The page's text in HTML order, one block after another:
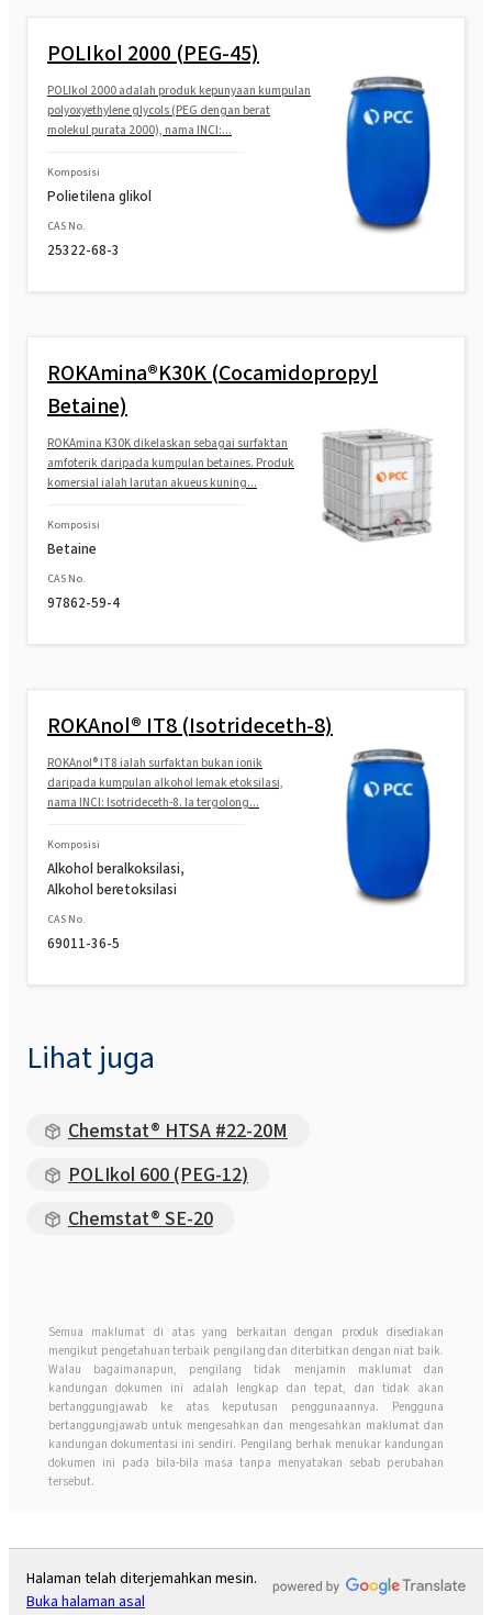
POLIkol 2000 (PEG-45)
POLIkol 2000 adalah produk kepunyaan kumpulan
polyoxyethylene glycols (PEG dengan berat
molekul purata 2000), nama INCI:...
Komposisi
Polietilena glikol
CAS No.
25322-68-3
ROKAmina®K30K (Cocamidopropyl
Betaine)
ROKAmina K30K dikelaskan sebagai surfaktan
amfoterik daripada kumpulan betaines. Produk
komersial ialah larutan akueus kuning...
Komposisi
Betaine
CAS No.
97862-59-4
ROKAnol® IT8 (Isotrideceth-8)
ROKAnol® IT8 ialah surfaktan bukan ionik
daripada kumpulan alkohol lemak etoksilasi,
nama INCI: Isotrideceth-8. Ia tergolong...
Komposisi
Alkohol beralkoksilasi,
Alkohol beretoksilasi
CAS No.
69011-36-5
Lihat juga
Chemstat® HTSA #22-20M
POLIkol 600 (PEG-12)
Chemstat® SE-20
Semua maklumat di atas yang berkaitan dengan produk disediakan
mengikut pengetahuan terbaik pengilang dan diterbitkan dengan niat baik.
Walau bagaimanapun, pengilang tidak menjamin maklumat dan
kandungan dokumen ini adalah lengkap dan tepat, dan tidak akan
bertanggungjawab ke atas keputusan penggunaannya. Pengguna
bertanggungjawab untuk mengesahkan dan mengesahkan maklumat dan
kandungan dokumentasi ini sendiri. Pengilang berhak menukar kandungan
dokumen ini pada bila-bila masa tanpa menyatakan sebab perubahan
tersebut.
Halaman telah diterjemahkan mesin.
Buka halaman asal